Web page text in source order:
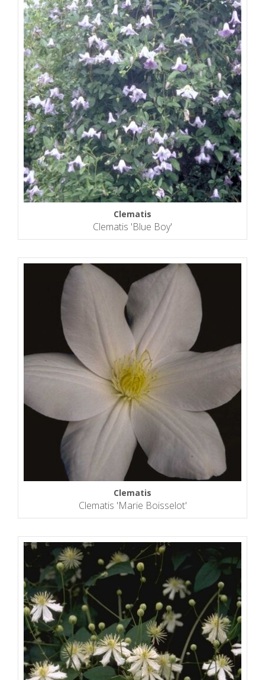
Clematis
Clematis 'Blue Boy'
Clematis
Clematis 'Marie Boisselot'